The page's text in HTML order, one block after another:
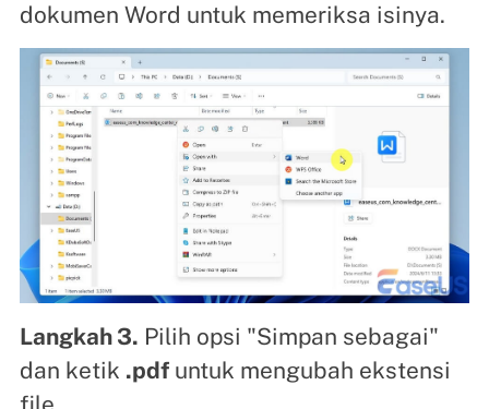
dokumen Word untuk memeriksa isinya.
Langkah 3. Pilih opsi "Simpan sebagai"
dan ketik .pdfuntuk mengubah ekstensi